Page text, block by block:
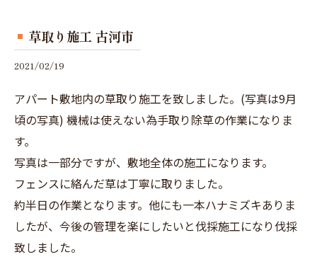
草取り施工 古河市
2021/02/19
アパート敷地内の草取り施工を致しました。(写真は9月
頃の写真) 機械は使えない為手取り除草の作業になりま
す。
写真は一部分ですが、敷地全体の施工になります。
フェンスに絡んだ草は丁寧に取りました。
約半日の作業となります。他にも一本ハナミズキありま
したが、今後の管理を楽にしたいと伐採施工になり伐採
致しました。